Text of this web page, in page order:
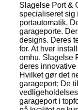
Slagelse Port &
specialiseret sig
portautomatik.
garageporte.
designs. Deres
for. At hver
omhu. Slagelse
deres
Hvilket gør det
garageport; De
garageport i